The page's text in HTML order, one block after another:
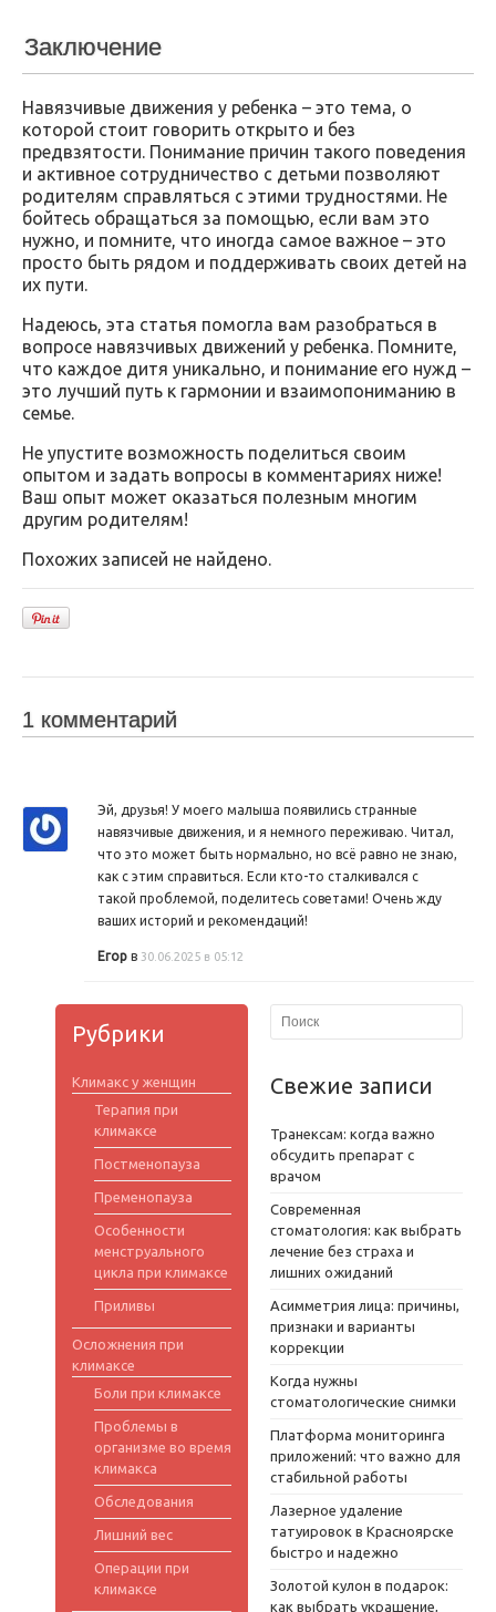
Заключение
Навязчивые движения у ребенка – это тема, о
которой стоит говорить открыто и без
предвзятости. Понимание причин такого поведения
и активное сотрудничество с детьми позволяют
родителям справляться с этими трудностями. Не
бойтесь обращаться за помощью, если вам это
нужно, и помните, что иногда самое важное – это
просто быть рядом и поддерживать своих детей на
их пути.
Надеюсь, эта статья помогла вам разобраться в
вопросе навязчивых движений у ребенка. Помните,
что каждое дитя уникально, и понимание его нужд –
это лучший путь к гармонии и взаимопониманию в
семье.
Не упустите возможность поделиться своим
опытом и задать вопросы в комментариях ниже!
Ваш опыт может оказаться полезным многим
другим родителям!
Похожих записей не найдено.
1 комментарий
Эй, друзья! У моего малыша появились странные
навязчивые движения, и я немного переживаю. Читал,
что это может быть нормально, но всё равно не знаю,
как с этим справиться. Если кто-то сталкивался с
такой проблемой, поделитесь советами! Очень жду
ваших историй и рекомендаций!
Егор в 30.06.2025 в 05:12
Рубрики
Климакс у женщин
Терапия при
климаксе
Постменопауза
Пременопауза
Особенности
менструального
цикла при климаксе
Приливы
Осложнения при
климаксе
Боли при климаксе
Проблемы в
организме во время
климакса
Обследования
Лишний вес
Операции при
климаксе
Свежие записи
Транексам: когда важно
обсудить препарат с
врачом
Современная
стоматология: как выбрать
лечение без страха и
лишних ожиданий
Асимметрия лица: причины,
признаки и варианты
коррекции
Когда нужны
стоматологические снимки
Платформа мониторинга
приложений: что важно для
стабильной работы
Лазерное удаление
татуировок в Красноярске
быстро и надежно
Золотой кулон в подарок:
как выбрать украшение,